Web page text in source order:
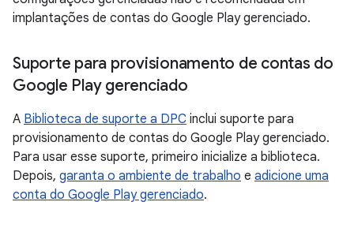
implantações de contas do Google Play gerenciado.
Suporte para provisionamento de contas do
Google Play gerenciado
A Biblioteca de suporte a DPC inclui suporte para
provisionamento de contas do Google Play gerenciado.
Para usar esse suporte, primeiro inicialize a biblioteca.
Depois, garanta o ambiente de trabalho e adicione uma
conta do Google Play gerenciado.